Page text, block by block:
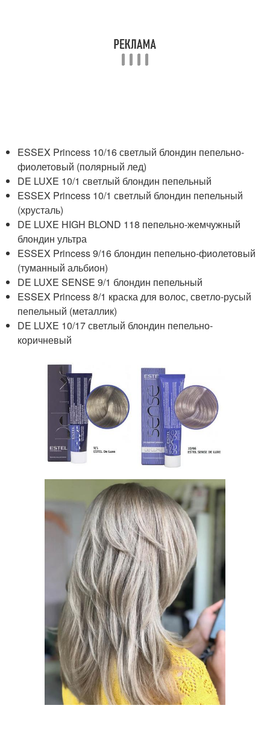
ESSEX Princess 10/16 светлый блондин пепельно-
фиолетовый (полярный лед)
DE LUXE 10/1 светлый блондин пепельный
ESSEX Princess 10/1 светлый блондин пепельный
(хрусталь)
DE LUXE HIGH BLOND 118 пепельно-жемчужный
блондин ультра
ESSEX Princess 9/16 блондин пепельно-фиолетовый
(туманный альбион)
DE LUXE SENSE 9/1 блондин пепельный
ESSEX Princess 8/1 краска для волос, светло-русый
пепельный (металлик)
DE LUXE 10/17 светлый блондин пепельно-
коричневый